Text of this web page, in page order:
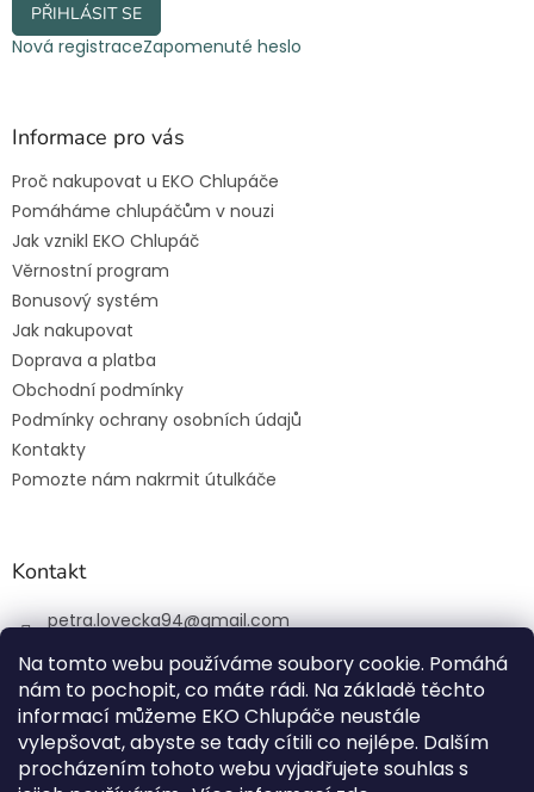
Na tomto webu používáme soubory cookie. Pomáhá
nám to pochopit, co máte rádi. Na základě těchto
informací můžeme EKO Chlupáče neustále
vylepšovat, abyste se tady cítili co nejlépe. Dalším
procházením tohoto webu vyjadřujete souhlas s
PŘIHLÁSIT SE
Nová registraceZapomenuté heslo
Informace pro vás
Proč nakupovat u EKO Chlupáče
Pomáháme chlupáčům v nouzi
Jak vznikl EKO Chlupáč
Věrnostní program
Bonusový systém
Jak nakupovat
Doprava a platba
Obchodní podmínky
Podmínky ochrany osobních údajů
Kontakty
Pomozte nám nakrmit útulkáče
Kontakt
petra.lovecka94@gmail.com
+420 774 131 648
ekochlupac.cz